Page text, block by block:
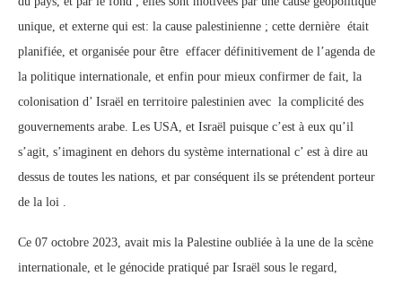
unique, et externe qui est: la cause palestinienne ; cette dernière était
planifiée, et organisée pour être effacer définitivement de l’agenda de
la politique internationale, et enfin pour mieux confirmer de fait, la
colonisation d’ Israël en territoire palestinien avec la complicité des
gouvernements arabe. Les USA, et Israël puisque c’est à eux qu’il
s’agit, s’imaginent en dehors du système international c’ est à dire au
dessus de toutes les nations, et par conséquent ils se prétendent porteur
de la loi .
Ce 07 octobre 2023, avait mis la Palestine oubliée à la une de la scène
internationale, et le génocide pratiqué par Israël sous le regard,